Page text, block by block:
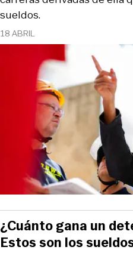
18 ABRIL
sueldos.
¿Cuánto gana un
Estos son los